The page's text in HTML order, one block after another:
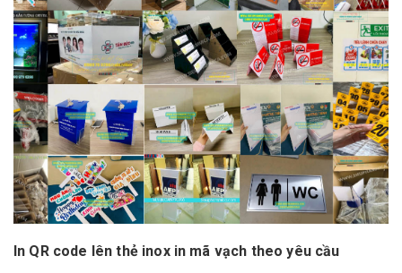
In QR code lên thẻ inox in mã vạch theo yêu cầu